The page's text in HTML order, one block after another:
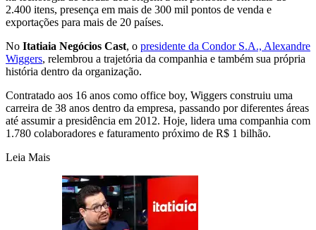
2.400 itens, presença em mais de 300 mil pontos de venda e
exportações para mais de 20 países.
No Itatiaia Negócios Cast, o presidente da Condor S.A., Alexandre
Wiggers, relembrou a trajetória da companhia e também sua própria
história dentro da organização.
Contratado aos 16 anos como office boy, Wiggers construiu uma
carreira de 38 anos dentro da empresa, passando por diferentes áreas
até assumir a presidência em 2012. Hoje, lidera uma companhia com
1.780 colaboradores e faturamento próximo de R$ 1 bilhão.
Leia Mais